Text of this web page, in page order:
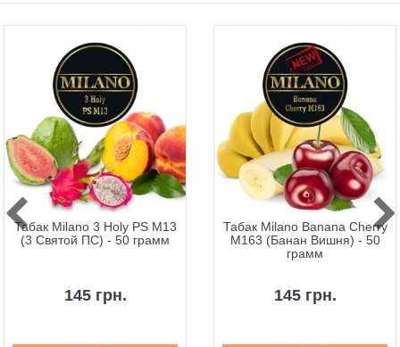
Табак Milano 3 Holy PS M13
(3 Святой ПС) - 50 грамм
145 грн.
Табак Milano Banana Cherry
M163 (Банан Вишня) - 50
грамм
145 грн.